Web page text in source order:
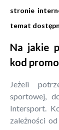
stronie
temat
Na jakie
kod
Jeżeli
sportowej,
Intersport.
zależności